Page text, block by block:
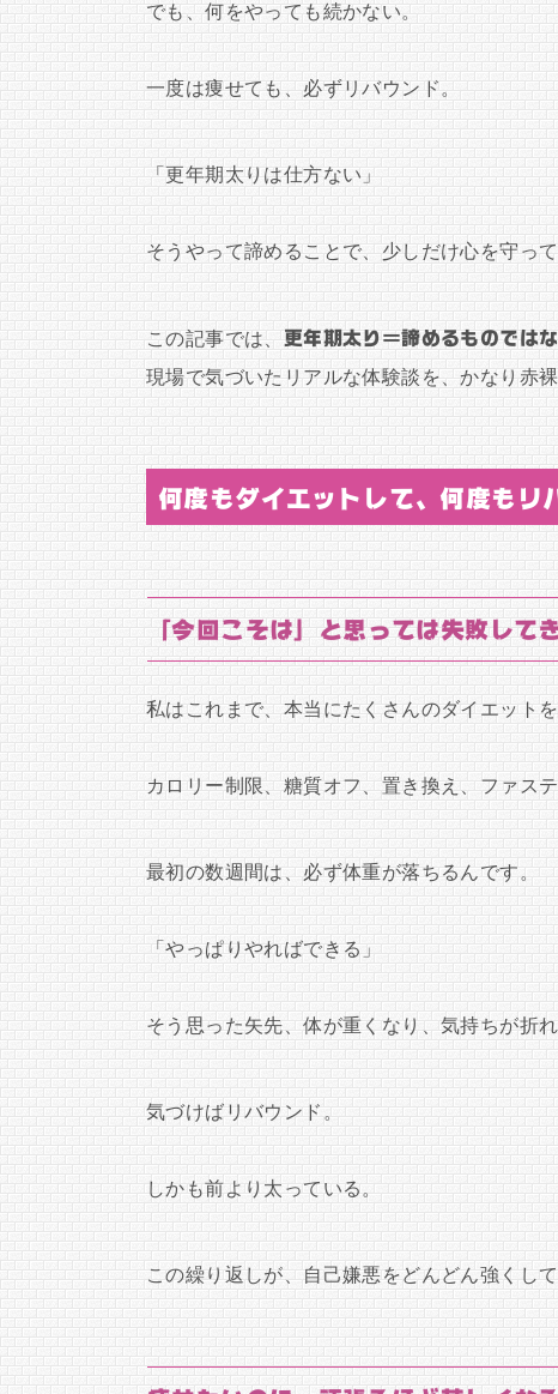
でも、何をやっても続かない。
一度は痩せても、必ずリバウンド。
「更年期太りは仕方ない」
そうやって諦めることで、少しだけ心を守っ
この記事では、 更年期太り＝諦めるものでは
現場で気づいたリアルな体験談を、かなり赤
何度もダイエットして、何度もリ
「今回こそは」と思っては失敗して
私はこれまで、本当にたくさんのダイエットを
カロリー制限、糖質オフ、置き換え、ファス
最初の数週間は、必ず体重が落ちるんです。
「やっぱりやればできる」
そう思った矢先、体が重くなり、気持ちが折れ
気づけばリバウンド。
しかも前より太っている。
この繰り返しが、自己嫌悪をどんどん強くして